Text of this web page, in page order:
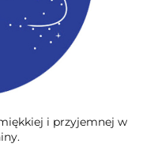
i przyjemnej w